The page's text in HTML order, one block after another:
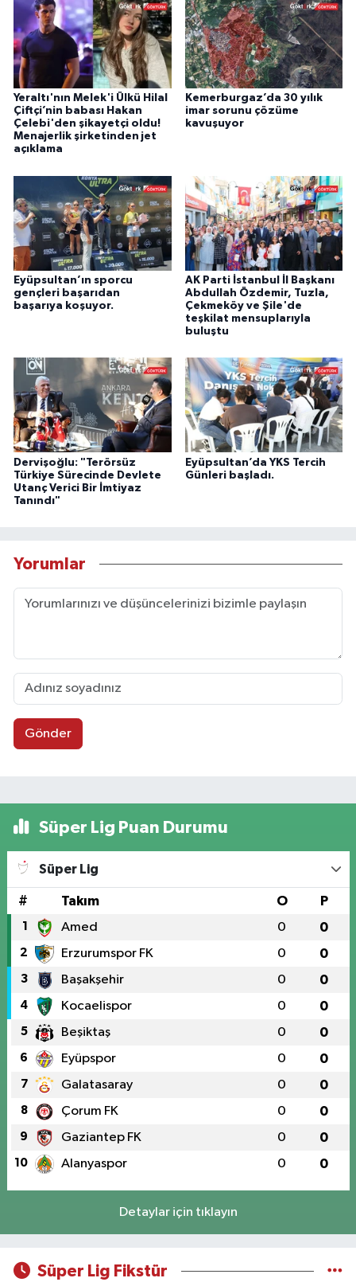
Yeraltı'nın Melek'i Ülkü Hilal
Çiftçi’nin babası Hakan
Çelebi'den şikayetçi oldu!
Menajerlik şirketinden jet
açıklama
Kemerburgaz’da 30 yılık
imar sorunu çözüme
kavuşuyor
Eyüpsultan’ın sporcu
gençleri başarıdan
başarıya koşuyor.
AK Parti İstanbul İl Başkanı
Abdullah Özdemir, Tuzla,
Çekmeköy ve Şile'de
teşkilat mensuplarıyla
buluştu
Dervişoğlu: "Terörsüz
Türkiye Sürecinde Devlete
Utanç Verici Bir İmtiyaz
Tanındı"
Eyüpsultan’da YKS Tercih
Günleri başladı.
Yorumlar
Gönder
Süper Lig Puan Durumu
Süper Lig
# Takım O P
1 Amed 0 0
2 Erzurumspor FK 0 0
3 Başakşehir 0 0
4 Kocaelispor 0 0
5 Beşiktaş 0 0
6 Eyüpspor 0 0
7 Galatasaray 0 0
8 Çorum FK 0 0
9 Gaziantep FK 0 0
10 Alanyaspor 0 0
Detaylar için tıklayın
Süper Lig Fikstür